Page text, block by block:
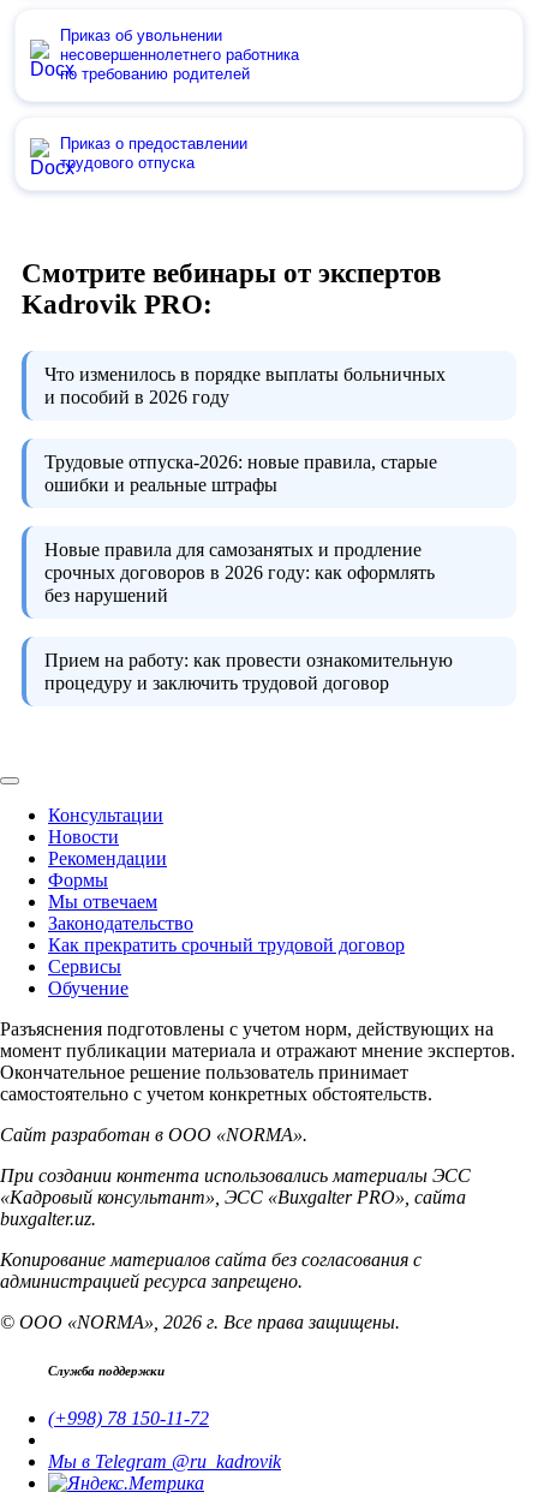
Приказ об увольнении
несовершеннолетнего работника
по требованию родителей
Приказ о предоставлении
трудового отпуска
Смотрите вебинары от экспертов
Kadrovik PRO:
Что изменилось в порядке выплаты больничных
и пособий в 2026 году
Трудовые отпуска-2026: новые правила, старые
ошибки и реальные штрафы
Новые правила для самозанятых и продление
срочных договоров в 2026 году: как оформлять
без нарушений
Прием на работу: как провести ознакомительную
процедуру и заключить трудовой договор
Консультации
Новости
Рекомендации
Формы
Мы отвечаем
Законодательство
Как прекратить срочный трудовой договор
Сервисы
Обучение
Разъяснения подготовлены с учетом норм, действующих на
момент публикации материала и отражают мнение экспертов.
Окончательное решение пользователь принимает
самостоятельно с учетом конкретных обстоятельств.
Сайт разработан в ООО «NORMA».
При создании контента использовались материалы ЭСС
«Кадровый консультант», ЭСС «Buxgalter PRO», сайта
buxgalter.uz.
Копирование материалов сайта без согласования с
администрацией ресурса запрещено.
© ООО «NORMA», 2026 г. Все права защищены.
Служба поддержки
(+998) 78 150-11-72
Мы в Telegram @ru_kadrovik